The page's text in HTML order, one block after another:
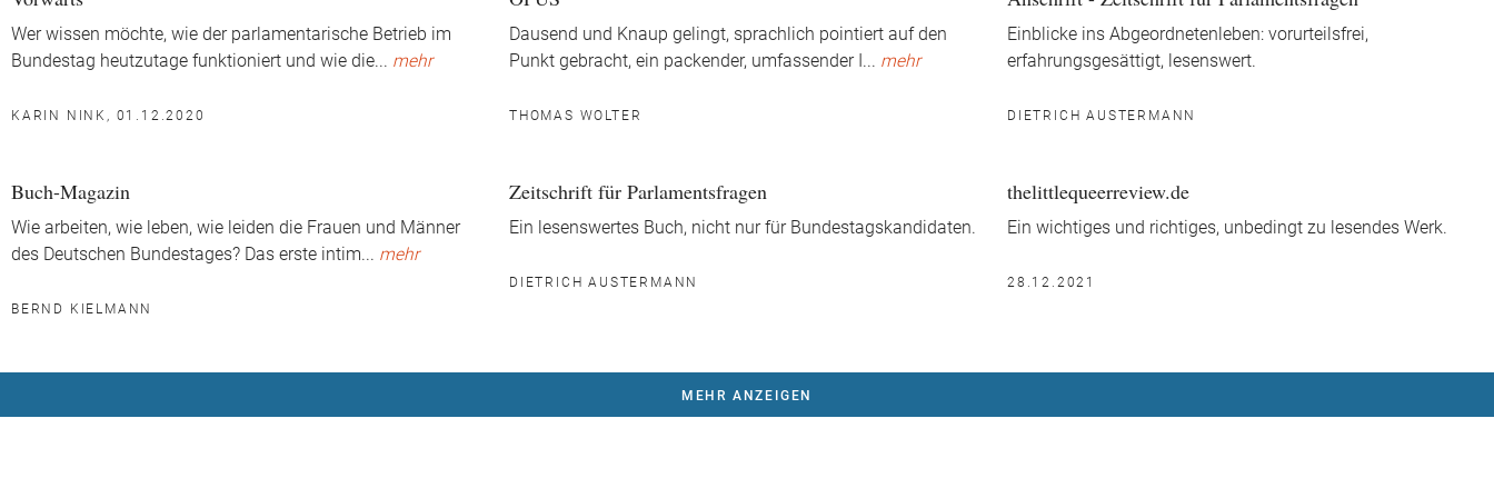
Wer wissen möchte, wie der parlamentarische Betrieb im
Bundestag heutzutage funktioniert und wie die... mehr
KARIN NINK, 01.12.2020
Dausend und Knaup gelingt, sprachlich pointiert auf den
Punkt gebracht, ein packender, umfassender I ... mehr
THOMAS WOLTER
Einblicke ins Abgeordnetenleben: vorurteilsfrei,
erfahrungsgesättigt, lesenswert.
DIETRICH AUSTERMANN
Buch-Magazin
Wie arbeiten, wie leben, wie leiden die Frauen und Männer
des Deutschen Bundestages? Das erste intim... mehr
BERND KIELMANN
Zeitschrift für Parlamentsfragen
Ein lesenswertes Buch, nicht nur für Bundestagskandidaten.
DIETRICH AUSTERMANN
thelittlequeerreview.de
Ein wichtiges und richtiges, unbedingt zu lesendes Werk.
28.12.2021
MEHR ANZEIGEN